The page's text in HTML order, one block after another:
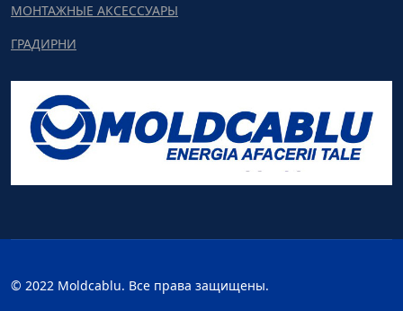
МОНТАЖНЫЕ АКСЕССУАРЫ
ГРАДИРНИ
© 2022 Moldcablu. Все права защищены.